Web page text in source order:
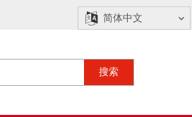
简体中文
搜索